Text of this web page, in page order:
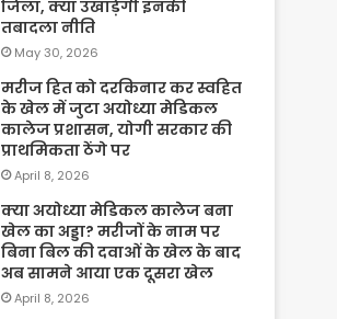
जिला, क्या उखाड़ेगी इनकी
तबादला नीति
May 30, 2026
मरीज हित को दरकिनार कर स्वहित
के खेल में जुटा अयोध्या मेडिकल
कालेज प्रशासन, योगी सरकार की
प्राथमिकता ठेंगे पर
April 8, 2026
क्या अयोध्या मेडिकल कालेज बना
खेल का अड्डा? मरीजों के नाम पर
बिना बिल की दवाओं के खेल के बाद
अब सामने आया एक दूसरा खेल
April 8, 2026